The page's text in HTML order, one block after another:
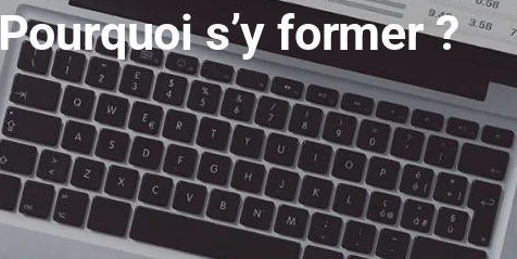
Pourquoi s’y former ?